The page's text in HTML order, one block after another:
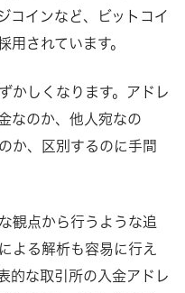
コインなど、ビットコイ
されています。
かしくなります。アドレ
なのか、他人宛なの
か、区別するのに手間
観点から行うような追
よる解析も容易に行え
的な取引所の入金アドレ